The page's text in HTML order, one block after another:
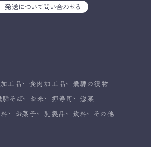
発送について問い合わせる
工品 食肉加工品 飛騨の漬物
騨そば お米 押寿司 惣菜
料 お菓子 乳製品 飲料 その他